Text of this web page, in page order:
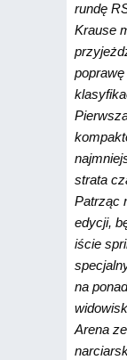
rundę
Krause
strata
Patrząc
edycji,
iście
na
Arena